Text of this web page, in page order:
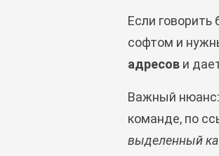
Если
софтом и
адресов и
Важный нюанс:
команде, по
выделенный